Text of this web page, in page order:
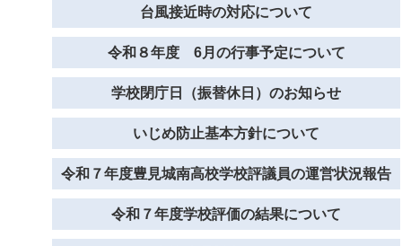
台風接近時の対応について
令和８年度 6月の行事予定について
学校閉庁日（振替休日）のお知らせ
いじめ防止基本方針について
令和７年度豊見城南高校学校評議員の運営状況報告
令和７年度学校評価の結果について